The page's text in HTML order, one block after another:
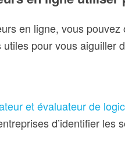
en ligne, vous
pour vous aiguiller
et évaluateur de
d’identifier